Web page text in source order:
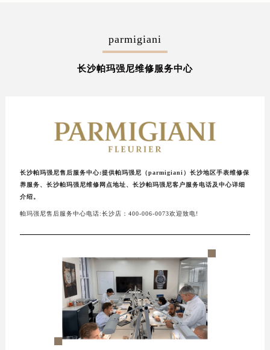
parmigiani
长沙帕玛强尼维修服务中心
长沙帕玛强尼售后服务中心:提供帕玛强尼（parmigiani）长沙地区手表维修保
养服务、长沙帕玛强尼维修网点地址、长沙帕玛强尼客户服务电话及中心详细
介绍。
帕玛强尼售后服务中心电话:长沙店：400-006-0073欢迎致电!